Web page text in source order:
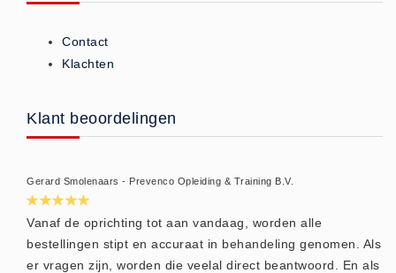
Ons Team
Nieuws
Contact
Klachten
Privacy
Retourneren
Algemene Voorwaarden
Vacatures
Contact
Klachten
Klant beoordelingen
Gerard Smolenaars - Prevenco Opleiding & Training B.V.
Vanaf de oprichting tot aan vandaag, worden alle
bestellingen stipt en accuraat in behandeling genomen. Als
er vragen zijn, worden die veelal direct beantwoord. En als